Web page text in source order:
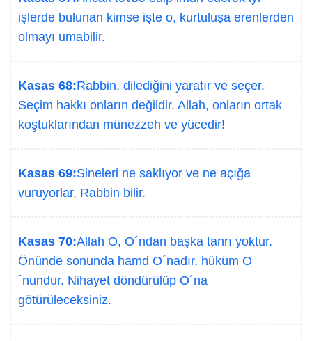
işlerde bulunan kimse işte o, kurtuluşa erenlerden
olmayı umabilir.
Kasas 68:Rabbin, dilediğini yaratır ve seçer.
Seçim hakkı onların değildir. Allah, onların ortak
koştuklarından münezzeh ve yücedir!
Kasas 69:Sineleri ne saklıyor ve ne açığa
vuruyorlar, Rabbin bilir.
Kasas 70:Allah O, O´ndan başka tanrı yoktur.
Önünde sonunda hamd O´nadır, hüküm O
´nundur. Nihayet döndürülüp O´na
götürüleceksiniz.